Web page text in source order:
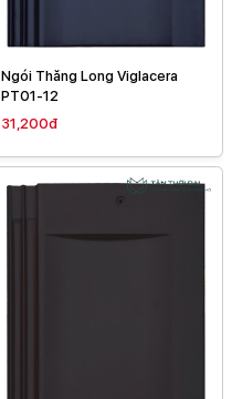
Ngói Thăng Long Viglacera
PT01-12
31,200đ